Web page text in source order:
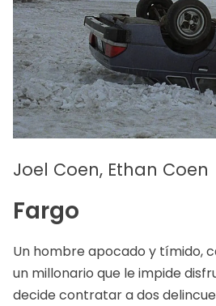
Joel Coen, Ethan Coen
Fargo
Un hombre apocado y tímido,
un millonario que le impide
decide contratar a dos